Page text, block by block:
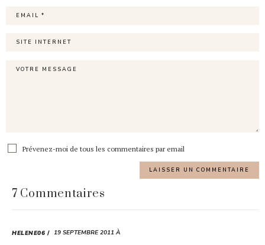
Prévenez-moi de tous les commentaires par email
7 Commentaires
HELENE06 19 SEPTEMBRE 2011 À